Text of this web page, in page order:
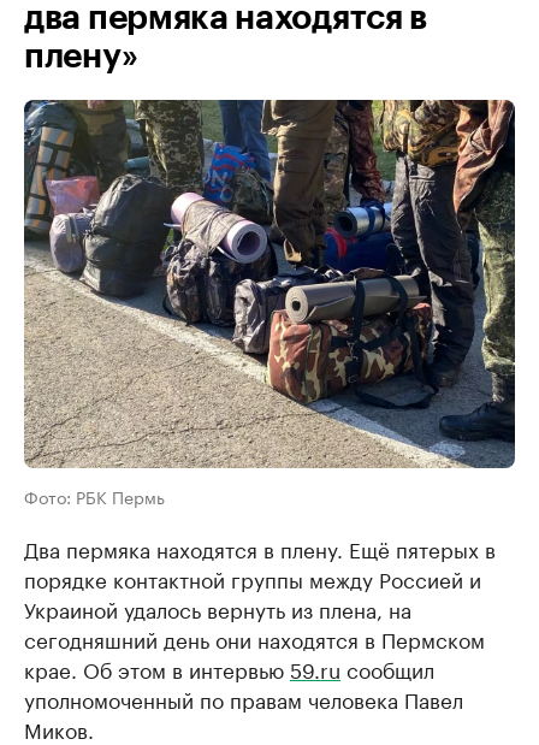
два пермяка находятся в
плену»
Фото: РБК Пермь
Два пермяка находятся в плену. Ещё пятерых в
порядке контактной группы между Россией и
Украиной удалось вернуть из плена, на
сегодняшний день они находятся в Пермском
крае. Об этом в интервью 59.ru сообщил
уполномоченный по правам человека Павел
Миков.